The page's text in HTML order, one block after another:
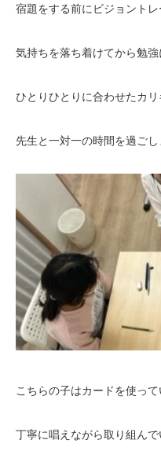
宿題をする前にビジョントレ
気持ちを落ち着けてから勉強
ひとりひとりに合わせたカリ
先生と一対一の時間を過ごし
こちらの子はカードを使って
丁寧に唱えながら取り組んで